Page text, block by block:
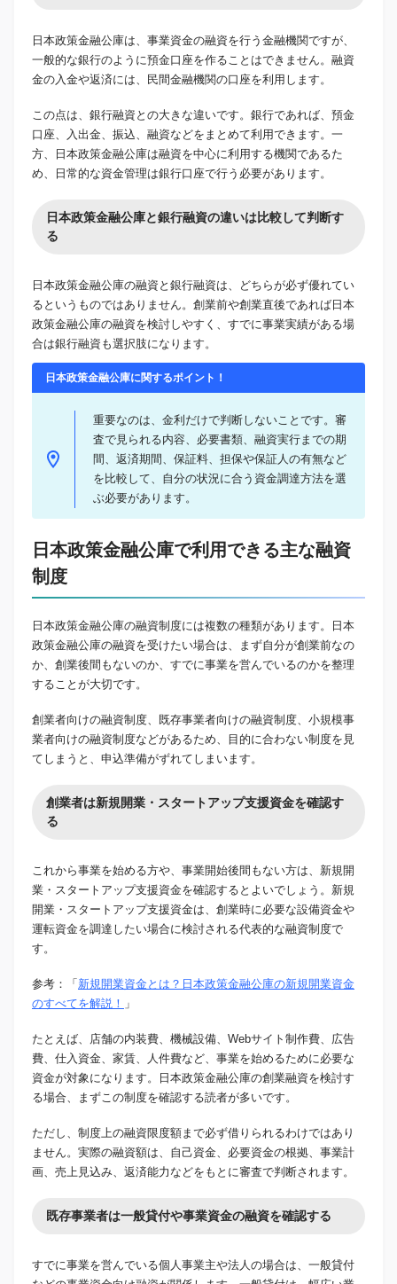
日本政策金融公庫は、事業資金の融資を行う金融機関ですが、
一般的な銀行のように預金口座を作ることはできません。融資
金の入金や返済には、民間金融機関の口座を利用します。
この点は、銀行融資との大きな違いです。銀行であれば、預金
口座、入出金、振込、融資などをまとめて利用できます。一
方、日本政策金融公庫は融資を中心に利用する機関であるた
め、日常的な資金管理は銀行口座で行う必要があります。
日本政策金融公庫と銀行融資の違いは比較して判断す
る
日本政策金融公庫の融資と銀行融資は、どちらが必ず優れてい
るというものではありません。創業前や創業直後であれば日本
政策金融公庫の融資を検討しやすく、すでに事業実績がある場
合は銀行融資も選択肢になります。
日本政策金融公庫に関するポイント！
重要なのは、金利だけで判断しないことです。審
査で見られる内容、必要書類、融資実行までの期
間、返済期間、保証料、担保や保証人の有無など
を比較して、自分の状況に合う資金調達方法を選
ぶ必要があります。
日本政策金融公庫で利用できる主な融資
制度
日本政策金融公庫の融資制度には複数の種類があります。日本
政策金融公庫の融資を受けたい場合は、まず自分が創業前なの
か、創業後間もないのか、すでに事業を営んでいるのかを整理
することが大切です。
創業者向けの融資制度、既存事業者向けの融資制度、小規模事
業者向けの融資制度などがあるため、目的に合わない制度を見
てしまうと、申込準備がずれてしまいます。
創業者は新規開業・スタートアップ支援資金を確認す
る
これから事業を始める方や、事業開始後間もない方は、新規開
業・スタートアップ支援資金を確認するとよいでしょう。新規
開業・スタートアップ支援資金は、創業時に必要な設備資金や
運転資金を調達したい場合に検討される代表的な融資制度で
す。
参考：「 新規開業資金とは？日本政策金融公庫の新規開業資金
のすべてを解説！ 」
たとえば、店舗の内装費、機械設備、Webサイト制作費、広告
費、仕入資金、家賃、人件費など、事業を始めるために必要な
資金が対象になります。日本政策金融公庫の創業融資を検討す
る場合、まずこの制度を確認する読者が多いです。
ただし、制度上の融資限度額まで必ず借りられるわけではあり
ません。実際の融資額は、自己資金、必要資金の根拠、事業計
画、売上見込み、返済能力などをもとに審査で判断されます。
既存事業者は一般貸付や事業資金の融資を確認する
すでに事業を営んでいる個人事業主や法人の場合は、一般貸付